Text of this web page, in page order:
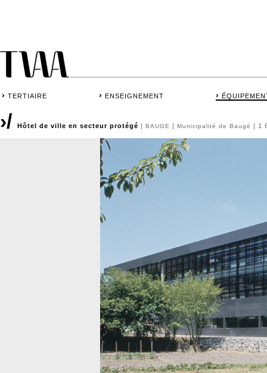
› TERTIAIRE › ENSEIGNEMENT ›
›/ Hôtel de ville en secteur protégé BAUGE Municipalité de Baugé | 1